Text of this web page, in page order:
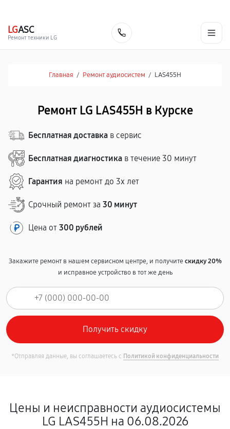
LGASC
Ремонт техники LG
Главная / Ремонт аудиосистем / LAS455H
Ремонт LG LAS455H в Курске
Бесплатная доставка в сервис
Бесплатная диагностика в течение 30 минут
Гарантия на ремонт до 3х лет
Срочный ремонт за 30 минут
Цена от 300 рублей
Закажите ремонт в нашем сервисном центре, и получитескидку 20%
и исправное устройство в тот же день
*Отправляя данные, вы соглашаетесь с Политикой конфиденциальности
Цены и неисправности аудиосистемы
LG LAS455H на 06.08.2026